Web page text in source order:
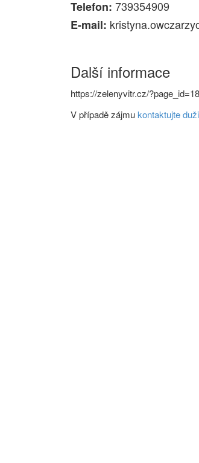
Telefon: 739354909
E-mail:
Další informace
https://zelenyvitr.cz/
V případě zájmukontaktujte